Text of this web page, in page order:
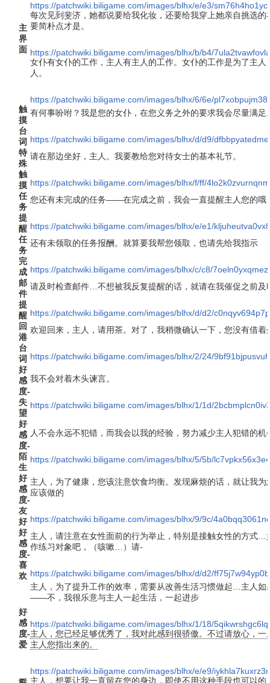
主
界
面
https://patchwiki.biligame.com/images/blhx/e/e3/
每次见到斐济，她都说要给我化妆，还要给我穿上她亲自挑选
要简朴点才是。
https://patchwiki.biligame.com/images/blhx/b/b4/
女仆有女仆的工作，主人有主人的工作。女仆的工作是为了主
人。
https://patchwiki.biligame.com/images/blhx/6/6e/
触
摸
台
词
有何事吩咐？我是您的女仆，在您义务之外的要求我会尽量满足
https://patchwiki.biligame.com/images/blhx/d/d9/
特
殊
触
摸
请在那边坐好，主人。我要教给您对待女士的基本礼节。
https://patchwiki.biligame.com/images/blhx/f/ff/
任
务
提
醒
您还有未完成的任务——在完成之前，我会一直提醒主人您的哦
https://patchwiki.biligame.com/images/blhx/e/e1/
任
务
完
成
还有未领取的任务报酬。就算要我帮您领取，也请先给我指示
https://patchwiki.biligame.com/images/blhx/c/c8/
邮
件
提
醒
请及时检查邮件…不想被我反复提醒的话，就请在我催促之前及
https://patchwiki.biligame.com/images/blhx/d/d2/
回
港
台
词
欢迎回来，主人，请用茶。对了，我稍微确认一下，您没有借着
https://patchwiki.biligame.com/images/blhx/2/24/
好
感
度-
失
望
我不会对着木头谏言。
https://patchwiki.biligame.com/images/blhx/1/1d/
好
感
度-
陌
生
人不会永远不犯错，而我会以我的经验，努力减少主人犯错的机
https://patchwiki.biligame.com/images/blhx/5/5b/
好
感
度-
友
好
主人，为了健康，您该注意饮食均衡。发现麻烦的话，就让我
应该做的
https://patchwiki.biligame.com/images/blhx/9/9c/
好
感
度-
喜
欢
主人，请注意在女性面前的行为举止，特别是接触女性的方式…
作练习对象吧，（咳嗽…）请-
https://patchwiki.biligame.com/images/blhx/d/d2/
好
感
度-
爱
主人，为了提升工作的效率，需要从改善生活习惯做起…主人如
——不，我很乐意与主人一起生活，一起进步
https://patchwiki.biligame.com/images/blhx/1/18/
主人，您已经足够优秀了，我对此感到很骄傲。不过请放心，
主人您指出来的。
https://patchwiki.biligame.com/images/blhx/e/e9/
主人，想要让我一直留在您的身边，即使不用这种手段也可以